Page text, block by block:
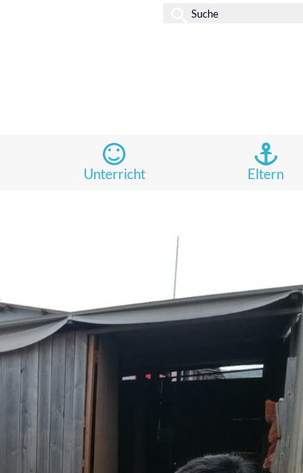
Suche
Unterricht Eltern